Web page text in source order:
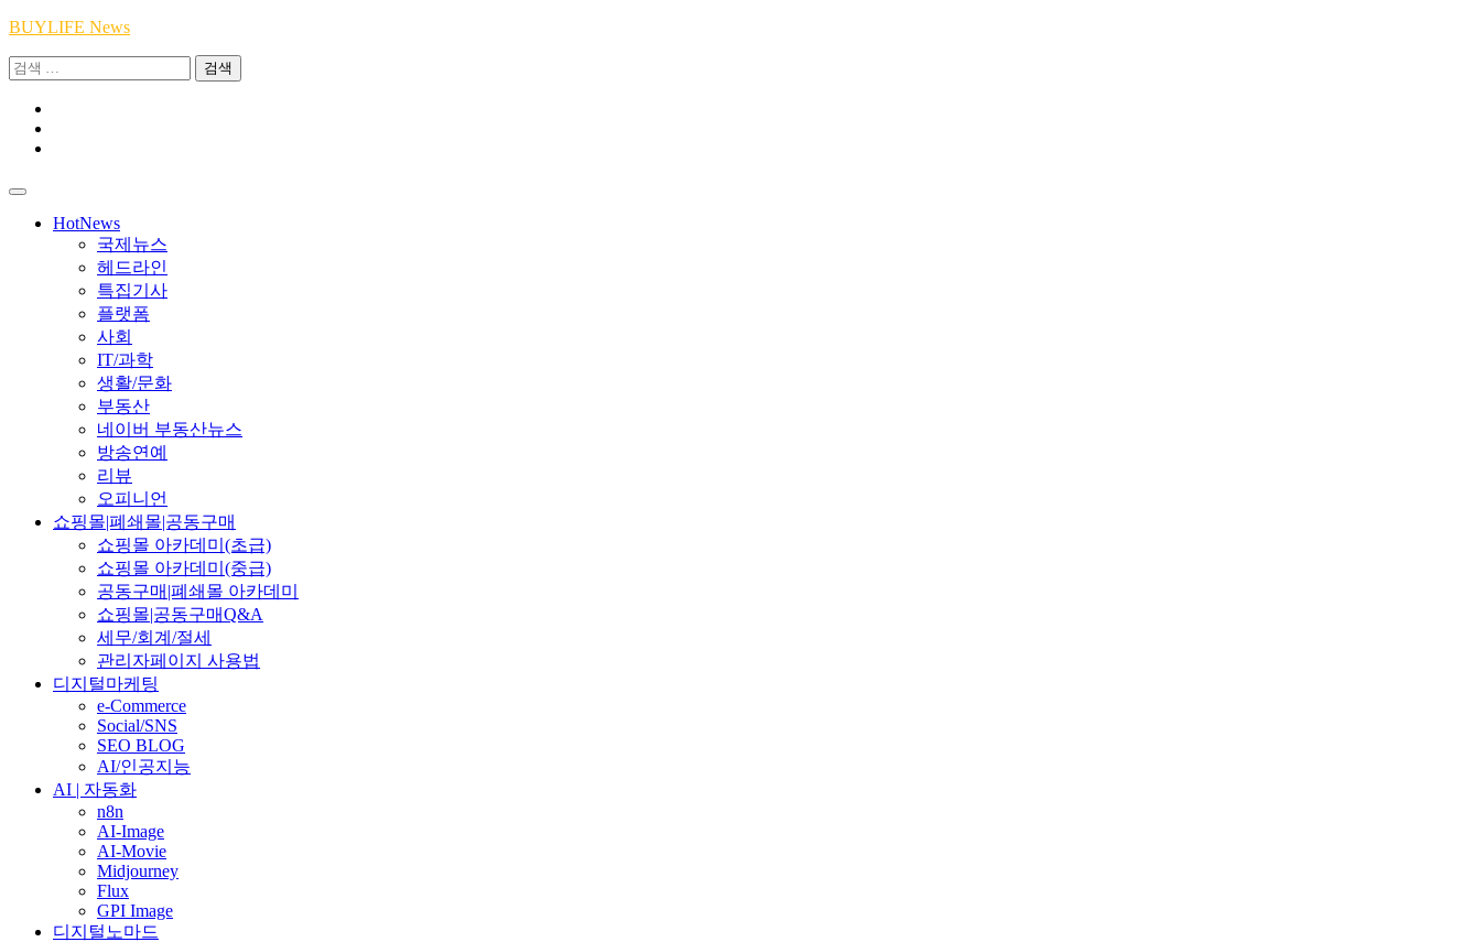
Skip
content
BUYLIFE News
검
HotNews
국제뉴스
헤드라인
특집기사
플랫폼
사회
IT/과학
생활/문화
부동산
네이버 부동산뉴스
방송연예
리뷰
오피니언
쇼핑몰|폐쇄몰|공동구매
쇼핑몰 아카데미(초급)
쇼핑몰 아카데미(중급)
공동구매|폐쇄몰 아카데미
쇼핑몰|공동구매Q&A
세무/회계/절세
관리자페이지 사용법
디지털마케팅
e-Commerce
Social/SNS
SEO BLOG
AI/인공지능
AI | 자동화
n8n
AI-Image
AI-Movie
Midjourney
Flux
GPI Image
디지털노마드